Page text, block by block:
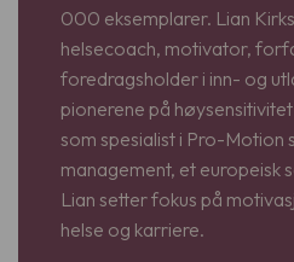
000 eksemplarer. Lian
helsecoach, motivator,
foredragsholder i inn- og
pionerene på
som spesialist i Pro-Motion
management, et europeisk
Lian setter fokus på
helse og karriere.